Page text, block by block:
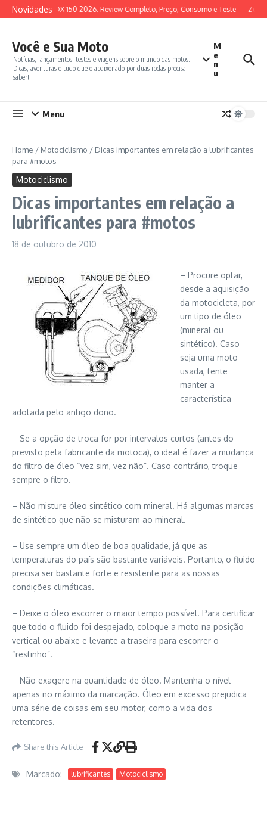
Ir para o conteúdo
Novidades
SYM ADX 150 2026: Review Completo, Preço, Consumo e Teste
Você e Sua Moto
Notícias, lançamentos, testes e viagens sobre o mundo das motos.
Dicas, aventuras e tudo que o apaixonado por duas rodas precisa
saber!
M
e
n
u
Menu
Home / Motociclismo / Dicas importantes em relação a lubrificantes
para #motos
Motociclismo
Dicas importantes em relação a
lubrificantes para #motos
18 de outubro de 2010
– Procure optar,
desde a aquisição
da motocicleta, por
um tipo de óleo
(mineral ou
sintético). Caso
seja uma moto
usada, tente
manter a
característica
adotada pelo antigo dono.
– Se a opção de troca for por intervalos curtos (antes do
previsto pela fabricante da motoca), o ideal é fazer a mudança
do filtro de óleo “vez sim, vez não”. Caso contrário, troque
sempre o filtro.
– Não misture óleo sintético com mineral. Há algumas marcas
de sintético que não se misturam ao mineral.
– Use sempre um óleo de boa qualidade, já que as
temperaturas do país são bastante variáveis. Portanto, o fluido
precisa ser bastante forte e resistente para as nossas
condições climáticas.
– Deixe o óleo escorrer o maior tempo possível. Para certificar
que todo o fluido foi despejado, coloque a moto na posição
vertical ou abaixe e levante a traseira para escorrer o
“restinho”.
– Não exagere na quantidade de óleo. Mantenha o nível
apenas no máximo da marcação. Óleo em excesso prejudica
uma série de coisas em seu motor, como a vida dos
retentores.
Share this Article
Marcado: lubrificantes Motociclismo